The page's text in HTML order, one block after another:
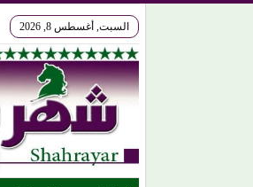
السبت, أغسطس 8, 2026